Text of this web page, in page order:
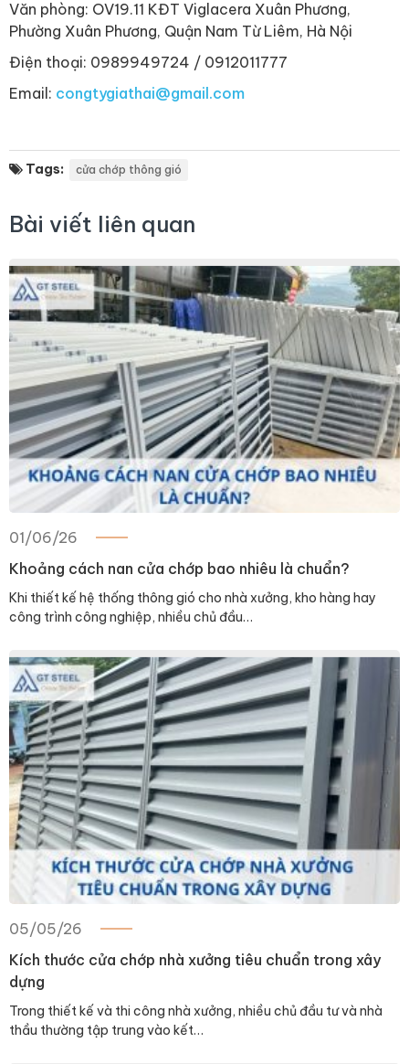
Văn phòng: OV19.11 KĐT Viglacera Xuân Phương,
Phường Xuân Phương, Quận Nam Từ Liêm, Hà Nội
Điện thoại: 0989949724 / 0912011777
Email: congtygiathai@gmail.com
Tags: cửa chớp thông gió
Bài viết liên quan
01/06/26
Khoảng cách nan cửa chớp bao nhiêu là chuẩn?
Khi thiết kế hệ thống thông gió cho nhà xưởng, kho hàng hay
công trình công nghiệp, nhiều chủ đầu…
05/05/26
Kích thước cửa chớp nhà xưởng tiêu chuẩn trong xây
dựng
Trong thiết kế và thi công nhà xưởng, nhiều chủ đầu tư và nhà
thầu thường tập trung vào kết…